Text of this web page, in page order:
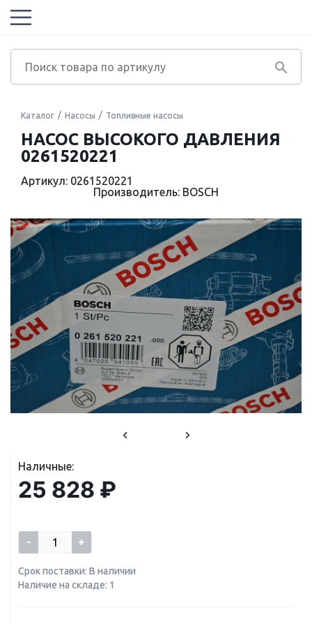
Каталог Насосы Топливные насосы
НАСОС ВЫСОКОГО ДАВЛЕНИЯ
0261520221
Артикул: 0261520221
Производитель: BOSCH
Наличные:
25 828 ₽
- +
Срок поставки: В наличии
Наличие на складе: 1